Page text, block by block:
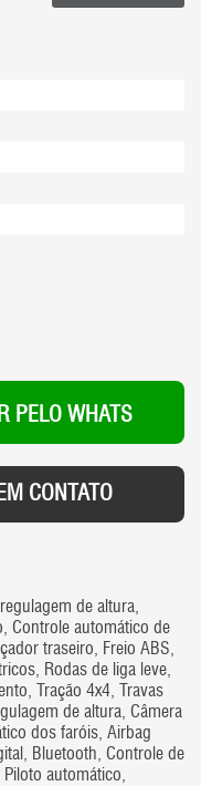
PELO WHATS
CONTATO
de altura,
Controle automático de
traseiro, Freio ABS,
Rodas de liga leve,
Tração 4x4, Travas
de altura, Câmera
dos faróis, Airbag
Bluetooth, Controle de
automático,